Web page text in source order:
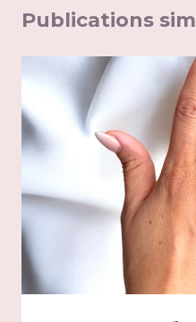
Publications